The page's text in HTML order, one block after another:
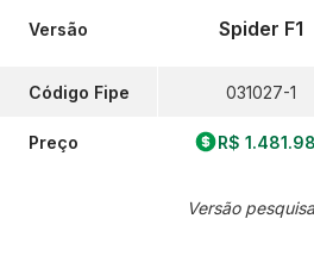
Versão
Código Fipe
Preço
Spider F1
031027-1
R$
Versão